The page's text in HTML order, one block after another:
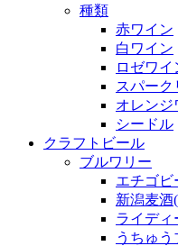
種類
赤ワイン
白ワイン
ロゼワイ
スパーク
オレンジ
シードル
クラフトビール
ブルワリー
エチゴビ
新潟麦酒
ライディ
うちゅ